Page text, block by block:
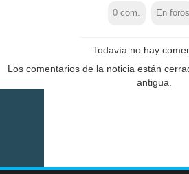
0 com. En foros
Todavía no hay
Los comentarios de la noticia están
antigua.